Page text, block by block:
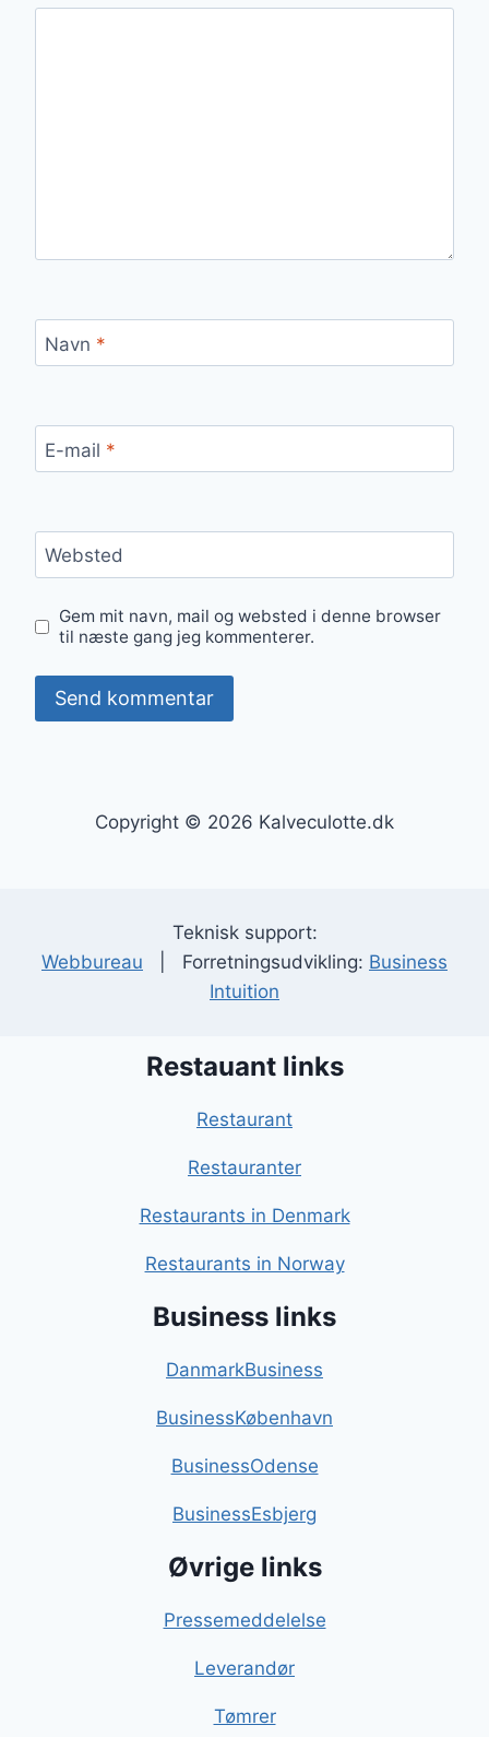
Navn *
E-mail *
Websted
Gem mit navn, mail og websted i denne browser
til næste gang jeg kommenterer.
Copyright © 2026 Kalveculotte.dk
Teknisk support:
Webbureau | Forretningsudvikling: Business
Intuition
Restauant links
Restaurant
Restauranter
Restaurants in Denmark
Restaurants in Norway
Business links
DanmarkBusiness
BusinessKøbenhavn
BusinessOdense
BusinessEsbjerg
Øvrige links
Pressemeddelelse
Leverandør
Tømrer